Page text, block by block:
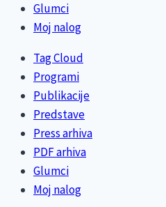
Glumci
Moj nalog
Tag Cloud
Programi
Publikacije
Predstave
Press arhiva
PDF arhiva
Glumci
Moj nalog